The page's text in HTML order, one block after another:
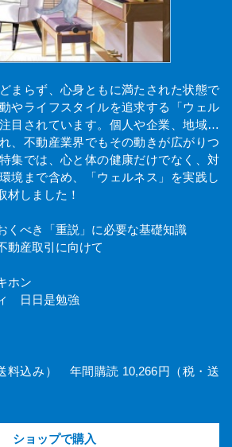
まらず、心身ともに満たされた状態で
やライフスタイルを追求する「ウェル
目されています。個人や企業、地域…
、不動産業界でもその動きが広がりつ
集では、心と体の健康だけでなく、対
境まで含め、「ウェルネス」を実践し
材しました！
くべき「重説」に必要な基礎知識
動産取引に向けて
ホン
日日是勉強
料込み） 年間購読 10,266円（税・送
ショップで購入